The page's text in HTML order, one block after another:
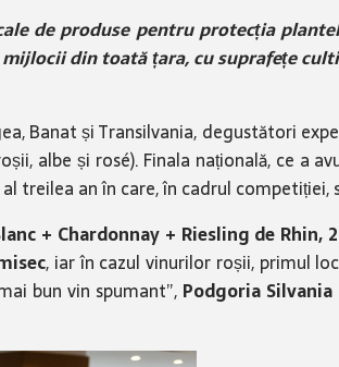
de produse pentru protecția
din toată țara, cu suprafețe
Banat și Transilvania, degustători
albe și rosé). Finala națională, ce a
treilea an în care, în cadrul competiției,
+ Chardonnay + Riesling de Rhin,
, iar în cazul vinurilor roșii, primul
bun vin spumant”, Podgoria